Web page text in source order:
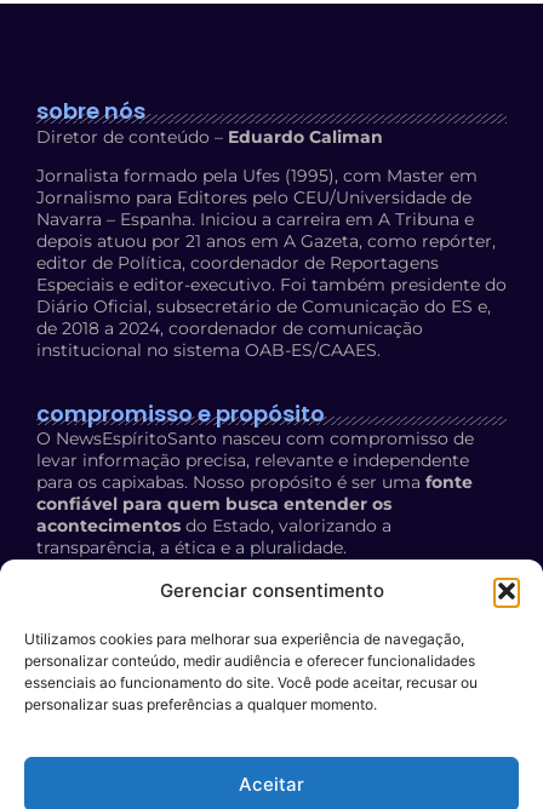
Gerenciar consentimento
Utilizamos cookies para melhorar sua experiência de navegação,
personalizar conteúdo, medir audiência e oferecer funcionalidades
essenciais ao funcionamento do site. Você pode aceitar, recusar ou
personalizar suas preferências a qualquer momento.
Aceitar
sobre nós
Diretor de conteúdo – Eduardo Caliman
Jornalista formado pela Ufes (1995), com Master em
Jornalismo para Editores pelo CEU/Universidade de
Navarra – Espanha. Iniciou a carreira em A Tribuna e
depois atuou por 21 anos em A Gazeta, como repórter,
editor de Política, coordenador de Reportagens
Especiais e editor-executivo. Foi também presidente do
Diário Oficial, subsecretário de Comunicação do ES e,
de 2018 a 2024, coordenador de comunicação
institucional no sistema OAB-ES/CAAES.
compromisso e propósito
O NewsEspíritoSanto nasceu com compromisso de
levar informação precisa, relevante e independente
para os capixabas. Nosso propósito é ser uma fonte
confiável para quem busca entender os
acontecimentos do Estado, valorizando a
transparência, a ética e a pluralidade.
Política de Privacidade: acesse aqui
contato
E-mail:
contato@newsespiritosanto.com.br
WhatsApp: